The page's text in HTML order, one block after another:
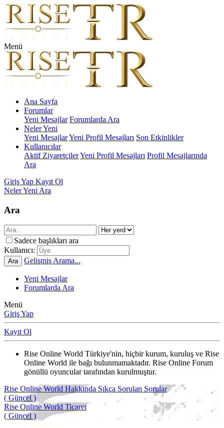
Menü
Ana Sayfa
Forumlar
Yeni Mesajlar Forumlarda Ara
Neler Yeni
Yeni MesajlarYeni Profil Mesajları Son Etkinlikler
Kullanıcılar
Aktif ZiyaretçilerYeni Profil Mesajları Profil Mesajlarında
Ara
Giriş Yap Kayıt Ol
Neler Yeni Ara
Ara
Sadece başlıkları ara
Kullanıcı:
Ara Gelişmiş Arama...
Yeni Mesajlar
Forumlarda Ara
Menü
Giriş Yap
Kayıt Ol
Rise Online World Türkiye'nin, hiçbir kurum, kuruluş ve Rise
Online World ile bağı bulunmamaktadır. Rise Online Forum
gönüllü oyuncular tarafından kurulmuştur.
Rise Online World Hakkında Sıkça Sorulan Sorular
( Güncel )
Rise Online World Ticaret
( Güncel )